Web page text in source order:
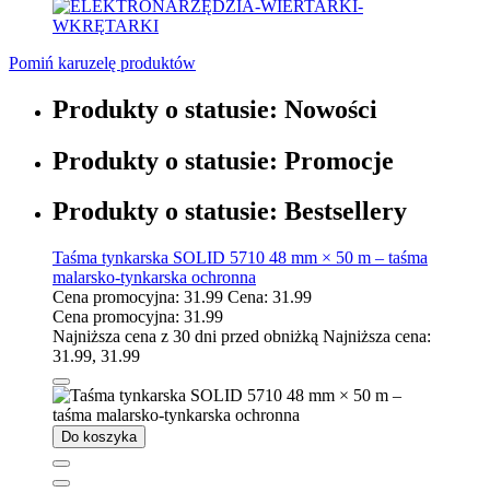
Pomiń karuzelę produktów
Produkty o statusie: Nowości
Produkty o statusie: Promocje
Produkty o statusie: Bestsellery
Taśma tynkarska SOLID 5710 48 mm × 50 m – taśma
malarsko-tynkarska ochronna
Cena promocyjna: 31.99 Cena: 31.99
Cena promocyjna: 31.99
Najniższa cena z 30 dni przed obniżką Najniższa cena:
31.99, 31.99
Do koszyka